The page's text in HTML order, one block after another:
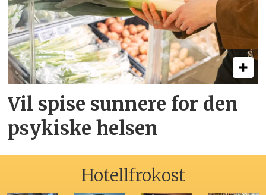
Vil spise sunnere for den
psykiske helsen
Hotellfrokost